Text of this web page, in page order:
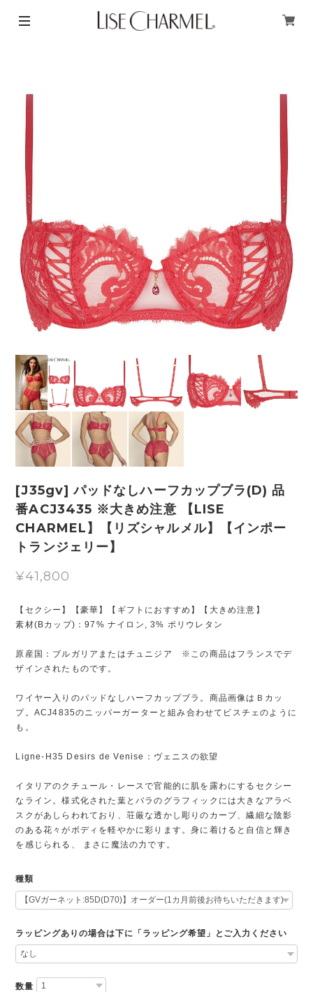
[J35gv] パッドなしハーフカップブラ(D) 品
番ACJ3435 ※大きめ注意 【LISE
CHARMEL】【リズシャルメル】【インポー
トランジェリー】
¥41,800
【セクシー】【豪華】【ギフトにおすすめ】【大きめ注意】
素材(Bカップ)：97% ナイロン, 3% ポリウレタン
原産国：ブルガリアまたはチュニジア ※この商品はフランスでデ
ザインされたものです。
ワイヤー入りのパッドなしハーフカップブラ。商品画像はＢカッ
プ。ACJ4835のニッパーガーターと組み合わせてビスチェのように
も。
Ligne-H35 Desirs de Venise：ヴェニスの欲望
イタリアのクチュール・レースで官能的に肌を露わにするセクシー
なライン。様式化された葉とバラのグラフィックには大きなアラベ
スクがあしらわれており、荘厳な透かし彫りのカーブ、繊細な陰影
のある花々がボディを軽やかに彩ります。身に着けると自信と輝き
を感じられる、 まさに魔法の力です。
種類
ラッピングありの場合は下に「ラッピング希望」とご入力ください
数量